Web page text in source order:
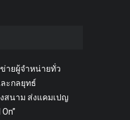
ายผู้จำหน่ายทั่ว
ะกลยุทธ์
สนาม ส่งแคมเปญ